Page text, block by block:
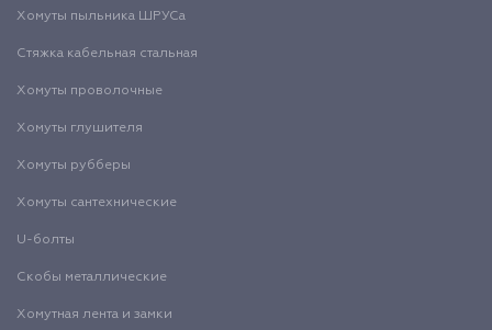
Хомуты пыльника ШРУСа
Стяжка кабельная стальная
Хомуты проволочные
Хомуты глушителя
Хомуты рубберы
Хомуты сантехнические
U-болты
Скобы металлические
Хомутная лента и замки